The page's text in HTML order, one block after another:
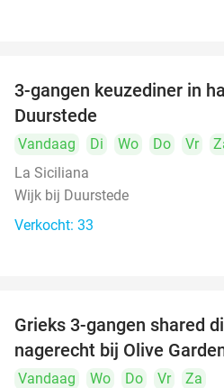
3-gangen keuzediner in
Duurstede
Vandaag Di Wo Do Vr
La Siciliana
Wijk bij Duurstede
Verkocht: 33
Grieks 3-gangen shared
nagerecht bij Olive
Vandaag Wo Do Vr
Za